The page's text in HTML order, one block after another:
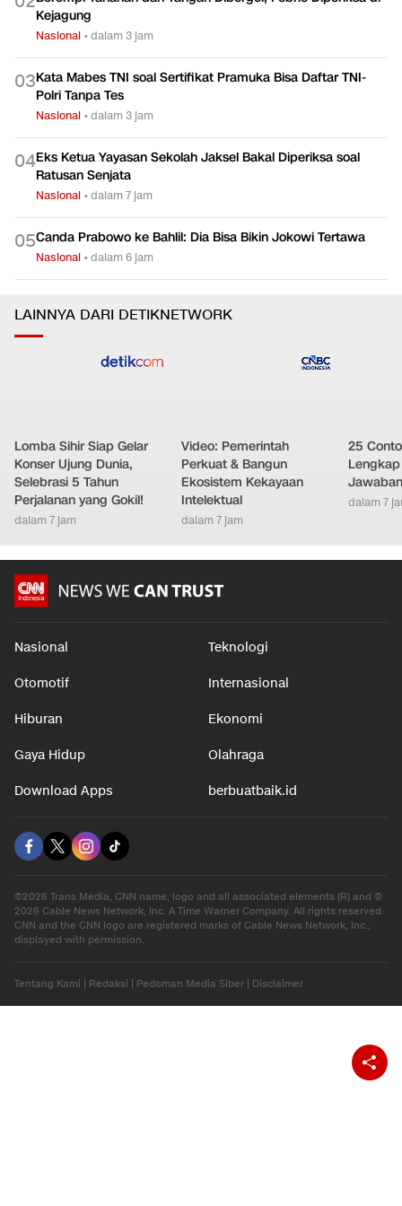
Kejagung
Nasional • dalam 3 jam
03Kata Mabes TNI soal Sertifikat Pramuka Bisa Daftar TNI-
Polri Tanpa Tes
Nasional • dalam 3 jam
04Eks Ketua Yayasan Sekolah Jaksel Bakal Diperiksa soal
Ratusan Senjata
Nasional • dalam 7 jam
05Canda Prabowo ke Bahlil: Dia Bisa Bikin Jokowi Tertawa
Nasional • dalam 6 jam
LAINNYA DARI DETIKNETWORK
Lomba Sihir Siap Gelar
Konser Ujung Dunia,
Selebrasi 5 Tahun
Perjalanan yang Gokil!
dalam 7 jam
Video: Pemerintah
Perkuat & Bangun
Ekosistem Kekayaan
Intelektual
dalam 7 jam
25
dalam 7
Nasional Teknologi
Otomotif Internasional
Hiburan Ekonomi
Gaya Hidup Olahraga
Download Apps berbuatbaik.id
©2026 Trans Media, CNN name, logo and all associated elements (R) and ©
2026 Cable News Network, Inc. A Time Warner Company. All rights reserved.
CNN and the CNN logo are registered marks of Cable News Network, Inc.,
displayed with permission.
Tentang Kami | Redaksi | Pedoman Media Siber | Disclaimer